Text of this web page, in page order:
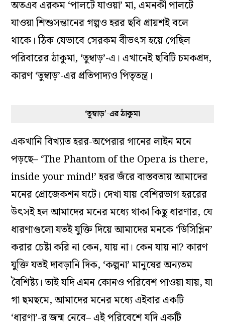
অতএব এরকম ‘পালটে যাওয়া’ মা, এমনকী পালটে
যাওয়া শিশুসন্তানের গল্পও হরর ছবি প্রায়শই বলে
থাকে। ঠিক যেভাবে সেরকম বীভৎস হয়ে গেছিল
পরিবারের ঠাকুমা, ‘তুম্বাড়’-এ। এখানেই ছবিটি চমকপ্রদ,
কারণ ‘তুম্বাড়’-এর প্রতিপাদ্যও পিতৃতন্ত্র।
‘তুম্বাড়’-এর ঠাকুমা
একখানি বিখ্যাত হরর-অপেরার গানের লাইন মনে
পড়ছে– ‘The Phantom of the Opera is there,
inside your mind!’ হরর জঁরে বাস্তবতায় আমাদের
মনের প্রোজেকশন ঘটে। দেখা যায় বেশিরভাগ হররের
উৎসই হল আমাদের মনের মধ্যে থাকা কিছু ধারণার, যে
ধারণাগুলো যতই যুক্তি দিয়ে আমাদের মনকে ‘ডিসিপ্লিন’
করার চেষ্টা করি না কেন, যায় না। কেন যায় না? কারণ
যুক্তি যতই দাবড়ানি দিক, ‘কল্পনা’ মানুষের অন্যতম
বৈশিষ্ট্য। তাই যদি এমন কোনও পরিবেশ পাওয়া যায়, যা
গা ছমছমে, আমাদের মনের মধ্যে এইবার একটি
‘ধারণা’-র জন্ম নেবে– এই পরিবেশে যদি একটি